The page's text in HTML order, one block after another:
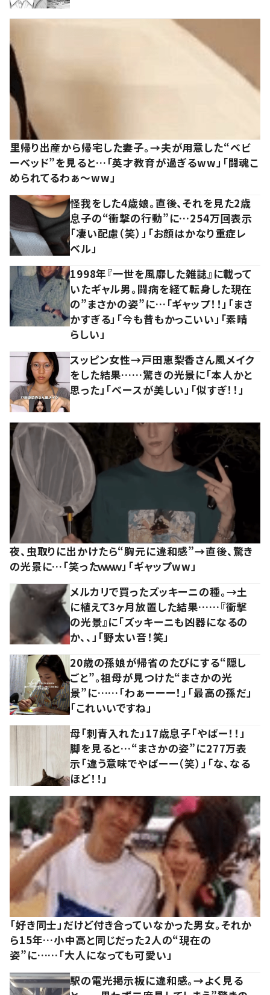
里帰り出産から帰宅した妻子。→夫が用意した“ベビ
ーベッド”を見ると…「英才教育が過ぎるww」「闘魂こ
められてるわぁ～ww」
怪我をした4歳娘。直後、それを見た2歳
息子の“衝撃の行動”に…254万回表示
「凄い配慮（笑）」「お顔はかなり重症レ
ベル」
1998年『一世を風靡した雑誌』に載って
いたギャル男。闘病を経て転身した現在
の”まさかの姿”に…「ギャップ！！」「まさ
かすぎる」「今も昔もかっこいい」「素晴
らしい」
スッピン女性→戸田恵梨香さん風メイク
をした結果……驚きの光景に「本人かと
思った」「ベースが美しい」「似すぎ！！」
夜、虫取りに出かけたら“胸元に違和感”→直後、驚き
の光景に…「笑ったｗｗｗ」「ギャップww」
メルカリで買ったズッキーニの種。→土
に植えて3ヶ月放置した結果……『衝撃
の光景』に「ズッキーニも凶器になるの
か、、」「野太い音！笑」
20歳の孫娘が帰省のたびにする“隠し
ごと”。祖母が見つけた“まさかの光
景”に……「わぁーーー！」「最高の孫だ」
「これいいですね」
母「刺青入れた」17歳息子「やばー！！」
脚を見ると…“まさかの姿”に277万表
示「違う意味でやばーー（笑）」「な、なる
ほど！！」
「好き同士」だけど付き合っていなかった男女。それか
ら15年…小中高と同じだった2人の“現在の
姿”に……「大人になっても可愛い」
駅の電光掲示板に違和感。→よく見る